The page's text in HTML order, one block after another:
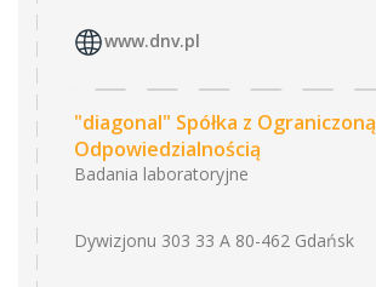
www.dnv.pl
"diagonal" Spółka z Ograniczoną
Odpowiedzialnością
Badania laboratoryjne
Dywizjonu 303 33 A 80-462 Gdańsk